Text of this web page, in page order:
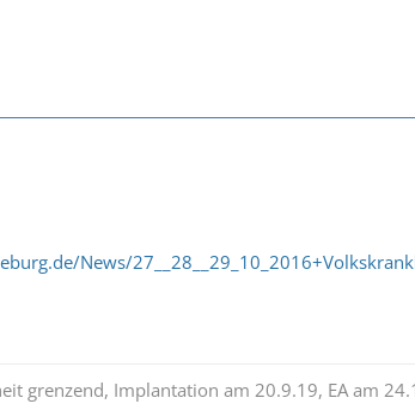
News/
grenzend, Implantation am 20.9.19, EA am